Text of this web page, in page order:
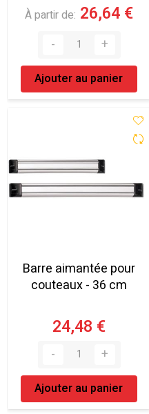
À partir de 26,64 €
Ajouter au panier
Barre aimantée pour
couteaux - 36 cm
24,48 €
Ajouter au panier